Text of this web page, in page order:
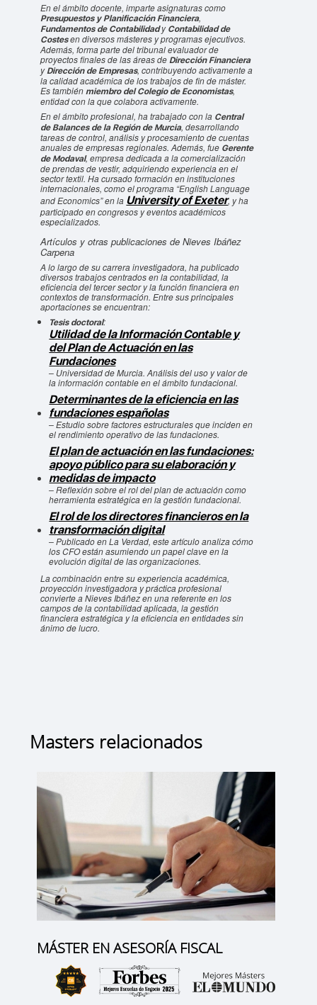
En el ámbito docente, imparte asignaturas como
Presupuestos y Planificación Financiera,
Fundamentos de Contabilidady Contabilidad de
Costesen diversos másteres y programas ejecutivos.
Además, forma parte del tribunal evaluador de
proyectos finales de las áreas de Dirección Financiera
yDirección de Empresas, contribuyendo activamente a
la calidad académica de los trabajos de fin de máster.
Es también miembro del Colegio de Economistas,
entidad con la que colabora activamente.
En el ámbito profesional, ha trabajado con la Central
de Balances de la Región de Murcia, desarrollando
tareas de control, análisis y procesamiento de cuentas
anuales de empresas regionales. Además, fue Gerente
de Modaval, empresa dedicada a la comercialización
de prendas de vestir, adquiriendo experiencia en el
sector textil. Ha cursado formación en instituciones
internacionales, como el programa “English Language
and Economics” en la University of Exeter, y ha
participado en congresos y eventos académicos
especializados.
Artículos y otras publicaciones de Nieves Ibáñez
Carpena
A lo largo de su carrera investigadora, ha publicado
diversos trabajos centrados en la contabilidad, la
eficiencia del tercer sector y la función financiera en
contextos de transformación. Entre sus principales
aportaciones se encuentran:
Tesis doctoral:
Utilidad de la Información Contable y
del Plan de Actuación en las
Fundaciones
– Universidad de Murcia. Análisis del uso y valor de
la información contable en el ámbito fundacional.
Determinantes de la eficiencia en las
fundaciones españolas
– Estudio sobre factores estructurales que inciden en
el rendimiento operativo de las fundaciones.
El plan de actuación en las fundaciones:
apoyo público para su elaboración y
medidas de impacto
– Reflexión sobre el rol del plan de actuación como
herramienta estratégica en la gestión fundacional.
El rol de los directores financieros en la
transformación digital
– Publicado enLa Verdad, este artículo analiza cómo
los CFO están asumiendo un papel clave en la
evolución digital de las organizaciones.
La combinación entre su experiencia académica,
proyección investigadora y práctica profesional
convierte a Nieves Ibáñez en una referente en los
campos de la contabilidad aplicada, la gestión
financiera estratégica y la eficiencia en entidades sin
ánimo de lucro.
Masters relacionados
MÁSTER EN ASESORÍA FISCAL